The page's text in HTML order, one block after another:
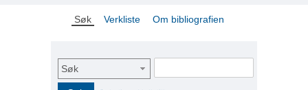
Søk Verkliste Om bibliografien
Søk